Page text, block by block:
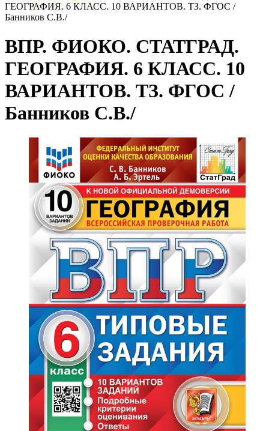
ГЕОГРАФИЯ. 6 КЛАСС. 10 ВАРИАНТОВ. ТЗ. ФГОС /
Банников С.В./
ВПР. ФИОКО. СТАТГРАД.
ГЕОГРАФИЯ. 6 КЛАСС. 10
ВАРИАНТОВ. ТЗ. ФГОС /
Банников С.В./